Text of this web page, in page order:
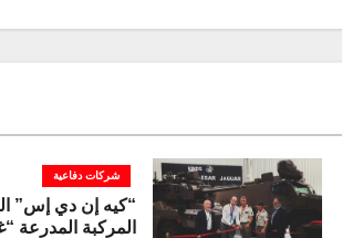
شركات دفاعية
“كيه إن دي إس”